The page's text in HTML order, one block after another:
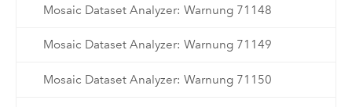
Mosaic Dataset Analyzer: Warnung 71148
Mosaic Dataset Analyzer: Warnung 71149
Mosaic Dataset Analyzer: Warnung 71150